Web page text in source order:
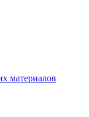
материалов